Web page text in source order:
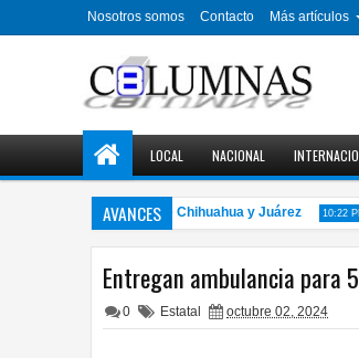
Nosotros somos Contacto Más artículos
LOCAL NACIONAL
AVANCES
en Cinetecas de Chihuahua y Juárez 10:22 PM
Entregan ambulancia para
0 Estatal octubre 02, 2024